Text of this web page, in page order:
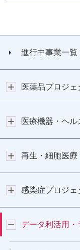
進行中事業一覧
医薬品プロジェ
医療機器・ヘル
再生・細胞医療
感染症プロジェ
データ利活用・